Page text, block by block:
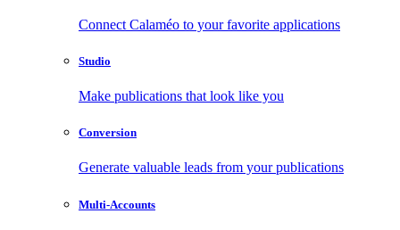
Connect Calaméo to your favorite applications
Studio
Make publications that look like you
Conversion
Generate valuable leads from your publications
Multi-Accounts